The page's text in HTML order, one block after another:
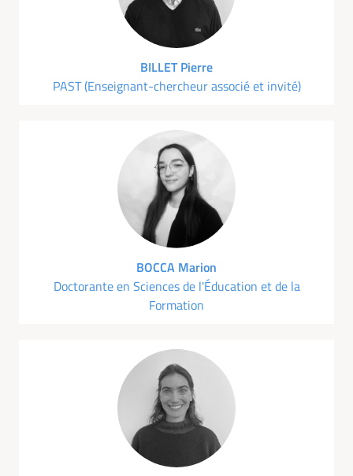
BILLET Pierre
PAST (Enseignant-chercheur associé et invité)
BOCCA Marion
Doctorante en Sciences de l'Éducation et de la
Formation